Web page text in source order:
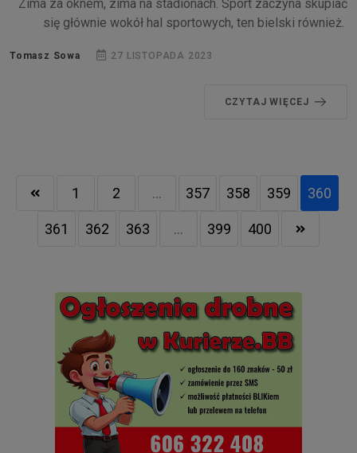
Zima za oknem, zima na stadionach. Sport zaczyna skupiać
się głównie wokół hal sportowych, ten bielski również.
Tomasz Sowa 27 LISTOPADA 2023
CZYTAJ WIĘCEJ
1 2 ... 357 358 359 360
361 362 363 ... 399 400